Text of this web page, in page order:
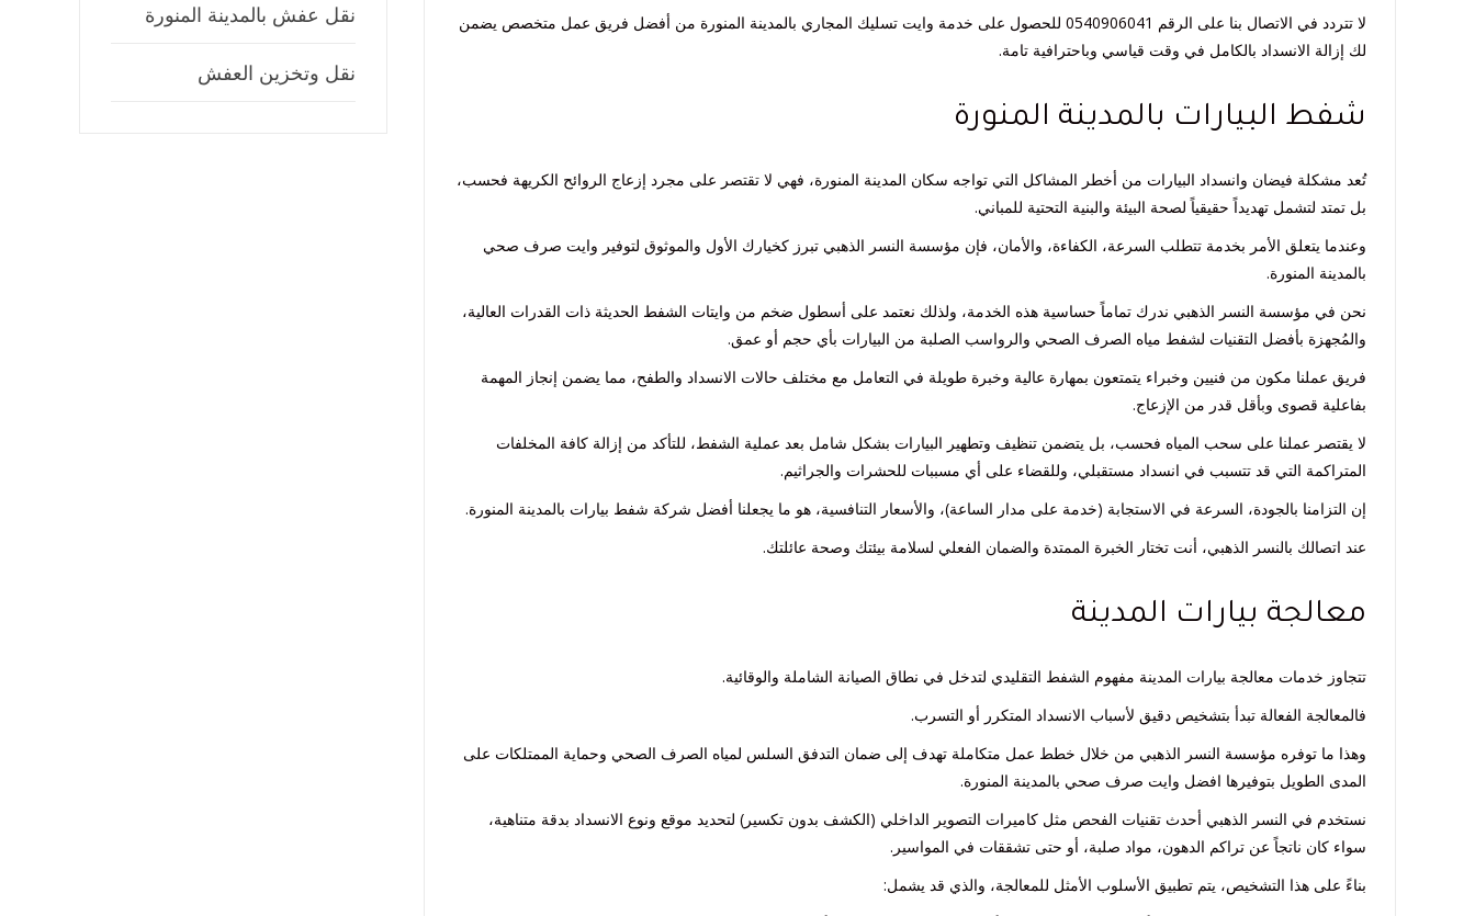
لا تتردد في الاتصال بنا على الرقم 0540906041 للحصول على خدمة وايت تسليك المجاري بالمدينة المنورة من أفضل فريق عمل متخصص يضمن
لك إزالة الانسداد بالكامل في وقت قياسي وباحترافية تامة.
شفط البيارات بالمدينة المنورة
تُعد مشكلة فيضان وانسداد البيارات من أخطر المشاكل التي تواجه سكان المدينة المنورة، فهي لا تقتصر على مجرد إزعاج الروائح الكريهة فحسب،
بل تمتد لتشمل تهديداً حقيقياً لصحة البيئة والبنية التحتية للمباني.
وعندما يتعلق الأمر بخدمة تتطلب السرعة، الكفاءة، والأمان، فإن مؤسسة النسر الذهبي تبرز كخيارك الأول والموثوق لتوفير وايت صرف صحي
بالمدينة المنورة.
نحن في مؤسسة النسر الذهبي ندرك تماماً حساسية هذه الخدمة، ولذلك نعتمد على أسطول ضخم من وايتات الشفط الحديثة ذات القدرات العالية،
والمُجهزة بأفضل التقنيات لشفط مياه الصرف الصحي والرواسب الصلبة من البيارات بأي حجم أو عمق.
فريق عملنا مكون من فنيين وخبراء يتمتعون بمهارة عالية وخبرة طويلة في التعامل مع مختلف حالات الانسداد والطفح، مما يضمن إنجاز المهمة
بفاعلية قصوى وبأقل قدر من الإزعاج.
لا يقتصر عملنا على سحب المياه فحسب، بل يتضمن تنظيف وتطهير البيارات بشكل شامل بعد عملية الشفط، للتأكد من إزالة كافة المخلفات
المتراكمة التي قد تتسبب في انسداد مستقبلي، وللقضاء على أي مسببات للحشرات والجراثيم.
إن التزامنا بالجودة، السرعة في الاستجابة (خدمة على مدار الساعة)، والأسعار التنافسية، هو ما يجعلنا أفضل شركة شفط بيارات بالمدينة المنورة.
عند اتصالك بالنسر الذهبي، أنت تختار الخبرة الممتدة والضمان الفعلي لسلامة بيئتك وصحة عائلتك.
معالجة بيارات المدينة
تتجاوز خدمات معالجة بيارات المدينة مفهوم الشفط التقليدي لتدخل في نطاق الصيانة الشاملة والوقائية.
فالمعالجة الفعالة تبدأ بتشخيص دقيق لأسباب الانسداد المتكرر أو التسرب.
وهذا ما توفره مؤسسة النسر الذهبي من خلال خطط عمل متكاملة تهدف إلى ضمان التدفق السلس لمياه الصرف الصحي وحماية الممتلكات على
المدى الطويل بتوفيرها افضل وايت صرف صحي بالمدينة المنورة.
نستخدم في النسر الذهبي أحدث تقنيات الفحص مثل كاميرات التصوير الداخلي (الكشف بدون تكسير) لتحديد موقع ونوع الانسداد بدقة متناهية،
سواء كان ناتجاً عن تراكم الدهون، مواد صلبة، أو حتى تشققات في المواسير.
بناءً على هذا التشخيص، يتم تطبيق الأسلوب الأمثل للمعالجة، والذي قد يشمل:
نقل عفش بالمدينة المنورة
نقل وتخزين العفش